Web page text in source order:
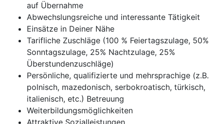
auf Übernahme
Abwechslungsreiche und interessante Tätigkeit
Einsätze in Deiner Nähe
Tarifliche Zuschläge (100 % Feiertagszulage, 50%
Sonntagszulage, 25% Nachtzulage, 25%
Überstundenzuschläge)
Persönliche, qualifizierte und mehrsprachige (z.B.
polnisch, mazedonisch, serbokroatisch, türkisch,
italienisch, etc.) Betreuung
Weiterbildungsmöglichkeiten
Attraktive Sozialleistungen